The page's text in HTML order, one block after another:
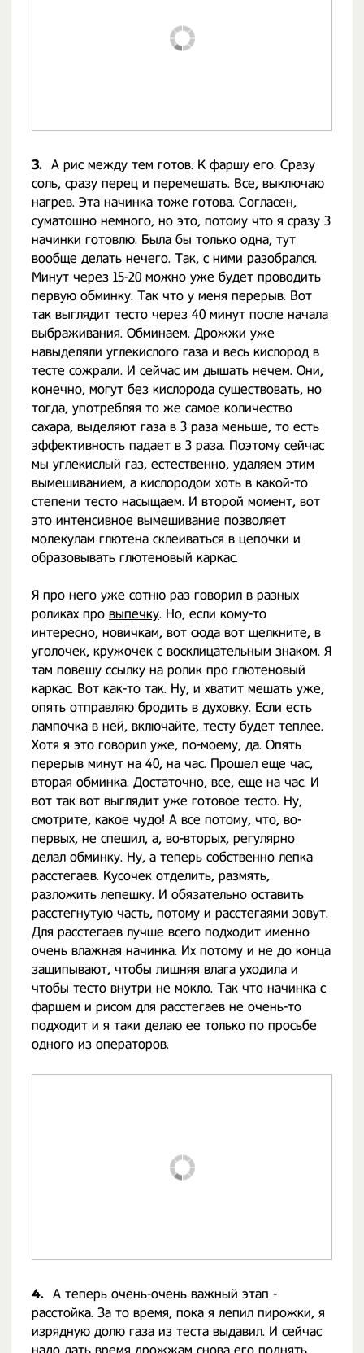
3. А рис между тем готов. К фаршу его. Сразу
соль, сразу перец и перемешать. Все, выключаю
нагрев. Эта начинка тоже готова. Согласен,
суматошно немного, но это, потому что я сразу 3
начинки готовлю. Была бы только одна, тут
вообще делать нечего. Так, с ними разобрался.
Минут через 15-20 можно уже будет проводить
первую обминку. Так что у меня перерыв. Вот
так выглядит тесто через 40 минут после начала
выбраживания. Обминаем. Дрожжи уже
навыделяли углекислого газа и весь кислород в
тесте сожрали. И сейчас им дышать нечем. Они,
конечно, могут без кислорода существовать, но
тогда, употребляя то же самое количество
сахара, выделяют газа в 3 раза меньше, то есть
эффективность падает в 3 раза. Поэтому сейчас
мы углекислый газ, естественно, удаляем этим
вымешиванием, а кислородом хоть в какой-то
степени тесто насыщаем. И второй момент, вот
это интенсивное вымешивание позволяет
молекулам глютена склеиваться в цепочки и
образовывать глютеновый каркас.
Я про него уже сотню раз говорил в разных
роликах про выпечку. Но, если кому-то
интересно, новичкам, вот сюда вот щелкните, в
уголочек, кружочек с восклицательным знаком. Я
там повешу ссылку на ролик про глютеновый
каркас. Вот как-то так. Ну, и хватит мешать уже,
опять отправляю бродить в духовку. Если есть
лампочка в ней, включайте, тесту будет теплее.
Хотя я это говорил уже, по-моему, да. Опять
перерыв минут на 40, на час. Прошел еще час,
вторая обминка. Достаточно, все, еще на час. И
вот так вот выглядит уже готовое тесто. Ну,
смотрите, какое чудо! А все потому, что, во-
первых, не спешил, а, во-вторых, регулярно
делал обминку. Ну, а теперь собственно лепка
расстегаев. Кусочек отделить, размять,
разложить лепешку. И обязательно оставить
расстегнутую часть, потому и расстегаями зовут.
Для расстегаев лучше всего подходит именно
очень влажная начинка. Их потому и не до конца
защипывают, чтобы лишняя влага уходила и
чтобы тесто внутри не мокло. Так что начинка с
фаршем и рисом для расстегаев не очень-то
подходит и я таки делаю ее только по просьбе
одного из операторов.
4. А теперь очень-очень важный этап -
расстойка. За то время, пока я лепил пирожки, я
изрядную долю газа из теста выдавил. И сейчас